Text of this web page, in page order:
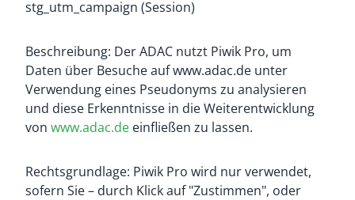
stg_utm_campaign (Session)
Beschreibung: Der ADAC nutzt Piwik Pro, um
Daten über Besuche auf www.adac.de unter
Verwendung eines Pseudonyms zu analysieren
und diese Erkenntnisse in die Weiterentwicklung
von www.adac.de einfließen zu lassen.
Rechtsgrundlage: Piwik Pro wird nur verwendet,
sofern Sie – durch Klick auf "Zustimmen", oder